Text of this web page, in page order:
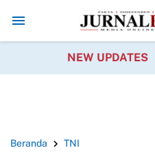
Buka Pengelolaan Anggaran
NEW UPDATES
Beranda TNI